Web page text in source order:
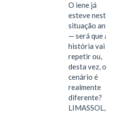
O iene já
esteve nesta
situação antes
— será que a
história vai se
repetir ou,
desta vez, o
cenário é
realmente
diferente?
LIMASSOL,